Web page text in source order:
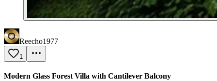
Reecho1977
1
Modern Glass Forest Villa with Cantilever Balcony